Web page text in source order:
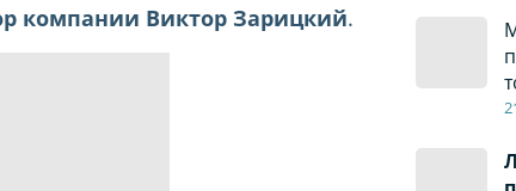
компании Виктор Зарицкий.